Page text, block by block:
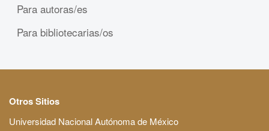
Para autoras/es
Para bibliotecarias/os
Otros Sitios
Universidad Nacional Autónoma de México